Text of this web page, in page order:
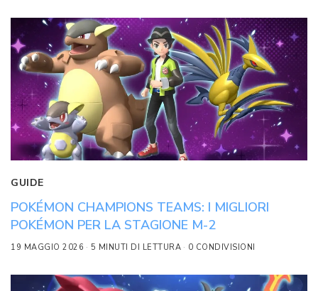
GUIDE
POKÉMON CHAMPIONS TEAMS: I MIGLIORI
POKÉMON PER LA STAGIONE M-2
19 MAGGIO 2026 5 MINUTI DI LETTURA 0 CONDIVISIONI